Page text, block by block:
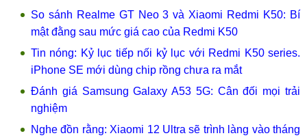
So sánh Realme GT Neo 3 và Xiaomi Redmi K50: Bí
mật đằng sau mức giá cao của Redmi K50
Tin nóng: Kỷ lục tiếp nối kỷ lục với Redmi K50 series.
iPhone SE mới dùng chip rồng chưa ra mắt
Đánh giá Samsung Galaxy A53 5G: Cân đối mọi trải
nghiệm
Nghe đồn rằng: Xiaomi 12 Ultra sẽ trình làng vào tháng